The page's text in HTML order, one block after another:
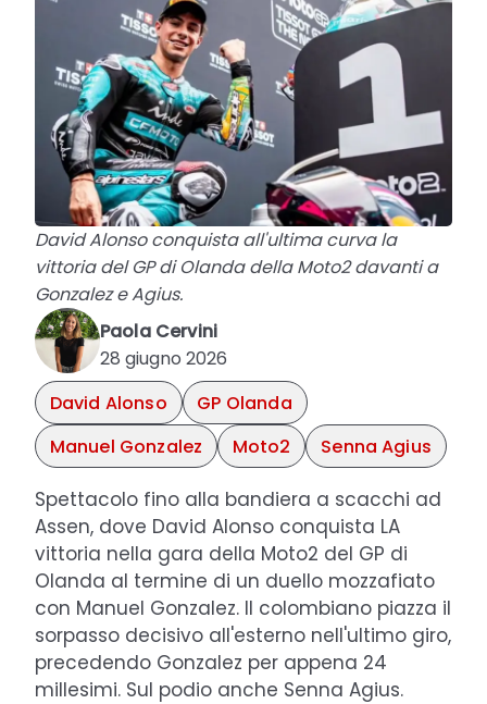
David Alonso conquista all'ultima curva la
vittoria del GP di Olanda della Moto2 davanti a
Gonzalez e Agius.
Paola Cervini
28 giugno 2026
David Alonso
GP Olanda
Manuel Gonzalez
Moto2 Senna Agius
Spettacolo fino alla bandiera a scacchi ad
Assen, dove David Alonso conquista LA
vittoria nella gara della Moto2 del GP di
Olanda al termine di un duello mozzafiato
con Manuel Gonzalez. Il colombiano piazza il
sorpasso decisivo all'esterno nell'ultimo giro,
precedendo Gonzalez per appena 24
millesimi. Sul podio anche Senna Agius.